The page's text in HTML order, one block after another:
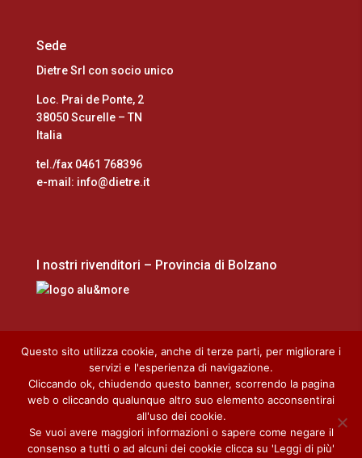
Sede
Dietre Srl con socio unico
Loc. Prai de Ponte, 2
38050 Scurelle – TN
Italia
tel./fax 0461 768396
e-mail: info@dietre.it
I nostri rivenditori – Provincia di Bolzano
Home Cookie Policy
Privacy Policy
Download
Questo sito utilizza cookie, anche di terze parti, per migliorare i
servizi e l'esperienza di navigazione.
Cliccando ok, chiudendo questo banner, scorrendo la pagina
web o cliccando qualunque altro suo elemento acconsentirai
all'uso dei cookie.
Se vuoi avere maggiori informazioni o sapere come negare il
consenso a tutti o ad alcuni dei cookie clicca su 'Leggi di più'